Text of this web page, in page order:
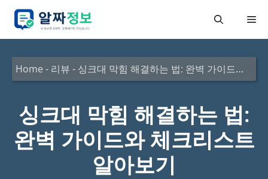
메
Home - 리뷰 - 싱크대 막힘 해결하는 법: 완벽 가이드와 체크리스트 알아보기
싱크대 막힘 해결하는 법:
완벽 가이드와 체크리스트
알아보기